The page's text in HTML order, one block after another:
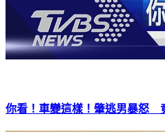
你看！車變這樣！肇逃男暴怒